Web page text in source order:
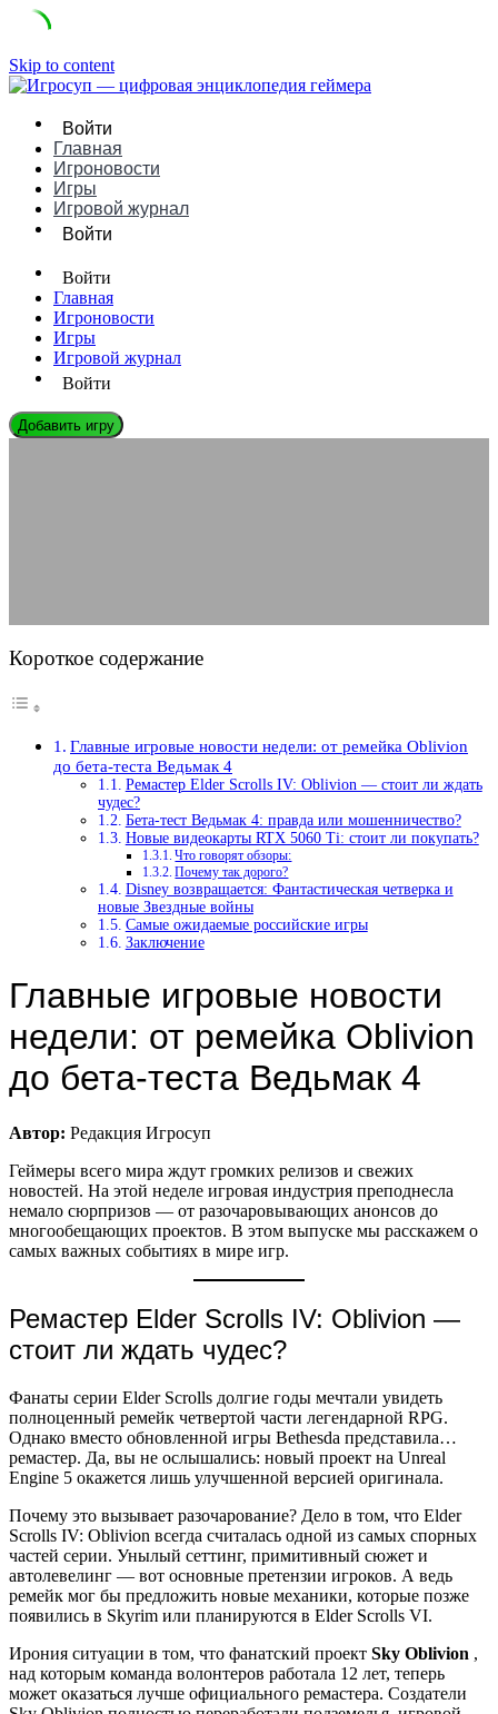
Skip to content
Войти
Главная
Игроновости
Игры
Игровой журнал
Войти
Войти
Главная
Игроновости
Игры
Игровой журнал
Войти
Добавить игру
Короткое содержание
Главные игровые новости недели: от ремейка Oblivion
до бета-теста Ведьмак 4
Ремастер Elder Scrolls IV: Oblivion — стоит ли ждать
чудес?
Бета-тест Ведьмак 4: правда или мошенничество?
Новые видеокарты RTX 5060 Ti: стоит ли покупать?
Что говорят обзоры:
Почему так дорого?
Disney возвращается: Фантастическая четверка и
новые Звездные войны
Самые ожидаемые российские игры
Заключение
Главные игровые новости
недели: от ремейка Oblivion
до бета-теста Ведьмак 4
Автор: Редакция Игросуп
Геймеры всего мира ждут громких релизов и свежих
новостей. На этой неделе игровая индустрия преподнесла
немало сюрпризов — от разочаровывающих анонсов до
многообещающих проектов. В этом выпуске мы расскажем о
самых важных событиях в мире игр.
Ремастер Elder Scrolls IV: Oblivion —
стоит ли ждать чудес?
Фанаты серии Elder Scrolls долгие годы мечтали увидеть
полноценный ремейк четвертой части легендарной RPG.
Однако вместо обновленной игры Bethesda представила…
ремастер. Да, вы не ослышались: новый проект на Unreal
Engine 5 окажется лишь улучшенной версией оригинала.
Почему это вызывает разочарование? Дело в том, что Elder
Scrolls IV: Oblivion всегда считалась одной из самых спорных
частей серии. Унылый сеттинг, примитивный сюжет и
автолевелинг — вот основные претензии игроков. А ведь
ремейк мог бы предложить новые механики, которые позже
появились в Skyrim или планируются в Elder Scrolls VI.
Ирония ситуации в том, что фанатский проект Sky Oblivion ,
над которым команда волонтеров работала 12 лет, теперь
может оказаться лучше официального ремастера. Создатели